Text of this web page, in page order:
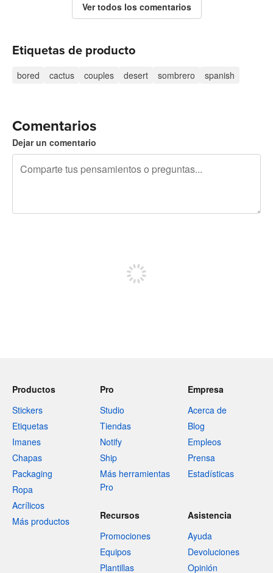
Ver todos los comentarios
Etiquetas de producto
bored cactus couples desert sombrero spanish
Comentarios
Dejar un comentario
Productos
Stickers
Etiquetas
Imanes
Chapas
Packaging
Ropa
Acrílicos
Más productos
Pro
Studio
Tiendas
Notify
Ship
Más herramientas
Pro
Empresa
Acerca de
Blog
Empleos
Prensa
Estadísticas
Recursos
Promociones
Equipos
Plantillas
Asistencia
Ayuda
Devoluciones
Opinión